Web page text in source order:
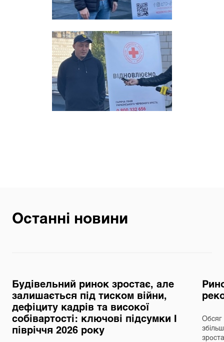
Останні новини
Будівельний ринок зростає, але
залишається під тиском війни,
дефіциту кадрів та високої
собівартості: ключові підсумки І
півріччя 2026 року
Обсяг